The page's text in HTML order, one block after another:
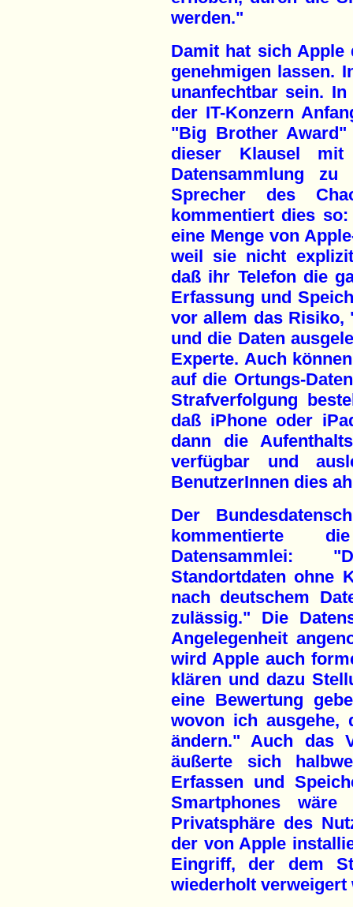
werden."
Damit hat sich Apple
genehmigen lassen.
unanfechtbar sein.
der IT-Konzern
"Big Brother Award"
dieser Klausel
Datensammlung
Sprecher des
kommentiert dies
eine Menge von
weil sie nicht
daß ihr Telefon die
Erfassung und
vor allem das Risiko,
und die Daten
Experte. Auch
auf die Ortungs-
Strafverfolgung
daß iPhone oder
dann die
verfügbar und
BenutzerInnen dies
Der
kommentierte
Datensammlei:
Standortdaten ohne
nach deutschem
zulässig." Die
Angelegenheit
wird Apple auch
klären und dazu
eine Bewertung
wovon ich ausgehe,
ändern." Auch das
äußerte sich
Erfassen und
Smartphones
Privatsphäre des
der von Apple
Eingriff, der dem
wiederholt verweigert